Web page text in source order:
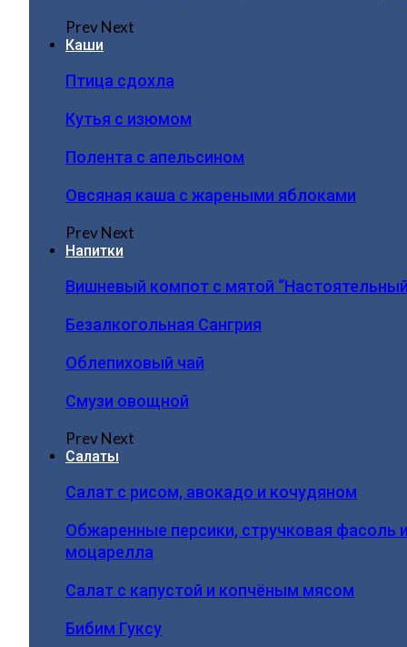
PrevNext
Каши
Птица сдохла
Кутья с изюмом
Полента с апельсином
Овсяная каша с жареными яблоками
PrevNext
Напитки
Вишневый компот с мятой
Безалкогольная Сангрия
Облепиховый чай
Смузи овощной
PrevNext
Салаты
Салат с рисом, авокадо и кочудяном
Обжаренные персики, стручковая фасоль
моцарелла
Салат с капустой и копчёным мясом
Бибим Гуксу